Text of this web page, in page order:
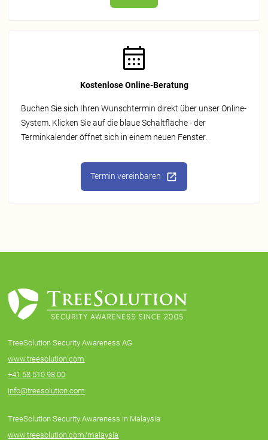
Kostenlose Online-Beratung
Buchen Sie sich Ihren Wunschtermin direkt über unser Online-
System. Klicken Sie auf die blaue Schaltfläche - der
Terminkalender öffnet sich in einem neuen Fenster.
Termin vereinbaren
TreeSolution Security Awareness AG
www.treesolution.com
+41 58 510 98 00
info@treesolution.com
TreeSolution Security Awareness in Malaysia
www.treesolution.com/malaysia